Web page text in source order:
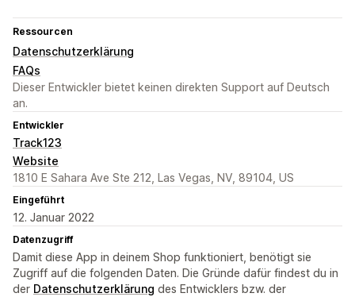
Ressourcen
Datenschutzerklärung
FAQs
Dieser Entwickler bietet keinen direkten Support auf Deutsch
an.
Entwickler
Track123
Website
1810 E Sahara Ave Ste 212, Las Vegas, NV, 89104, US
Eingeführt
12. Januar 2022
Datenzugriff
Damit diese App in deinem Shop funktioniert, benötigt sie
Zugriff auf die folgenden Daten. Die Gründe dafür findest du in
der Datenschutzerklärung des Entwicklers bzw. der